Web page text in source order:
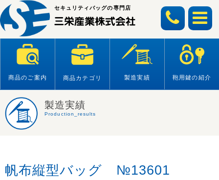
Skip
to
content
セキュリティバッグの専門店
商品のご案内 商品カテゴリ 製造実績 鞄用鍵の紹介
製造実績
Production_results
帆布縦型バッグ №13601